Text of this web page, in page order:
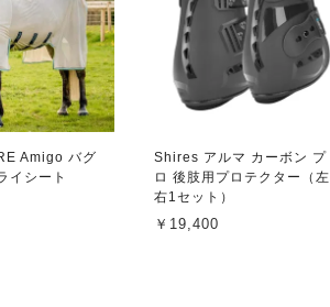
Amigo バグ
イシート
Shires アルマ カーボン プ
ロ 後肢用プロテクター（左
右1セット）
￥19,400